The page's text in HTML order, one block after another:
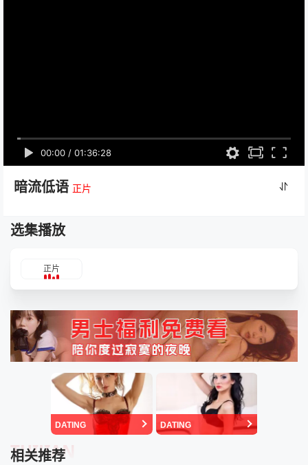
00:00 / 01:36:28
暗流低语 正片
选集播放
正片
DATING DATING
相关推荐
TUIJIAN